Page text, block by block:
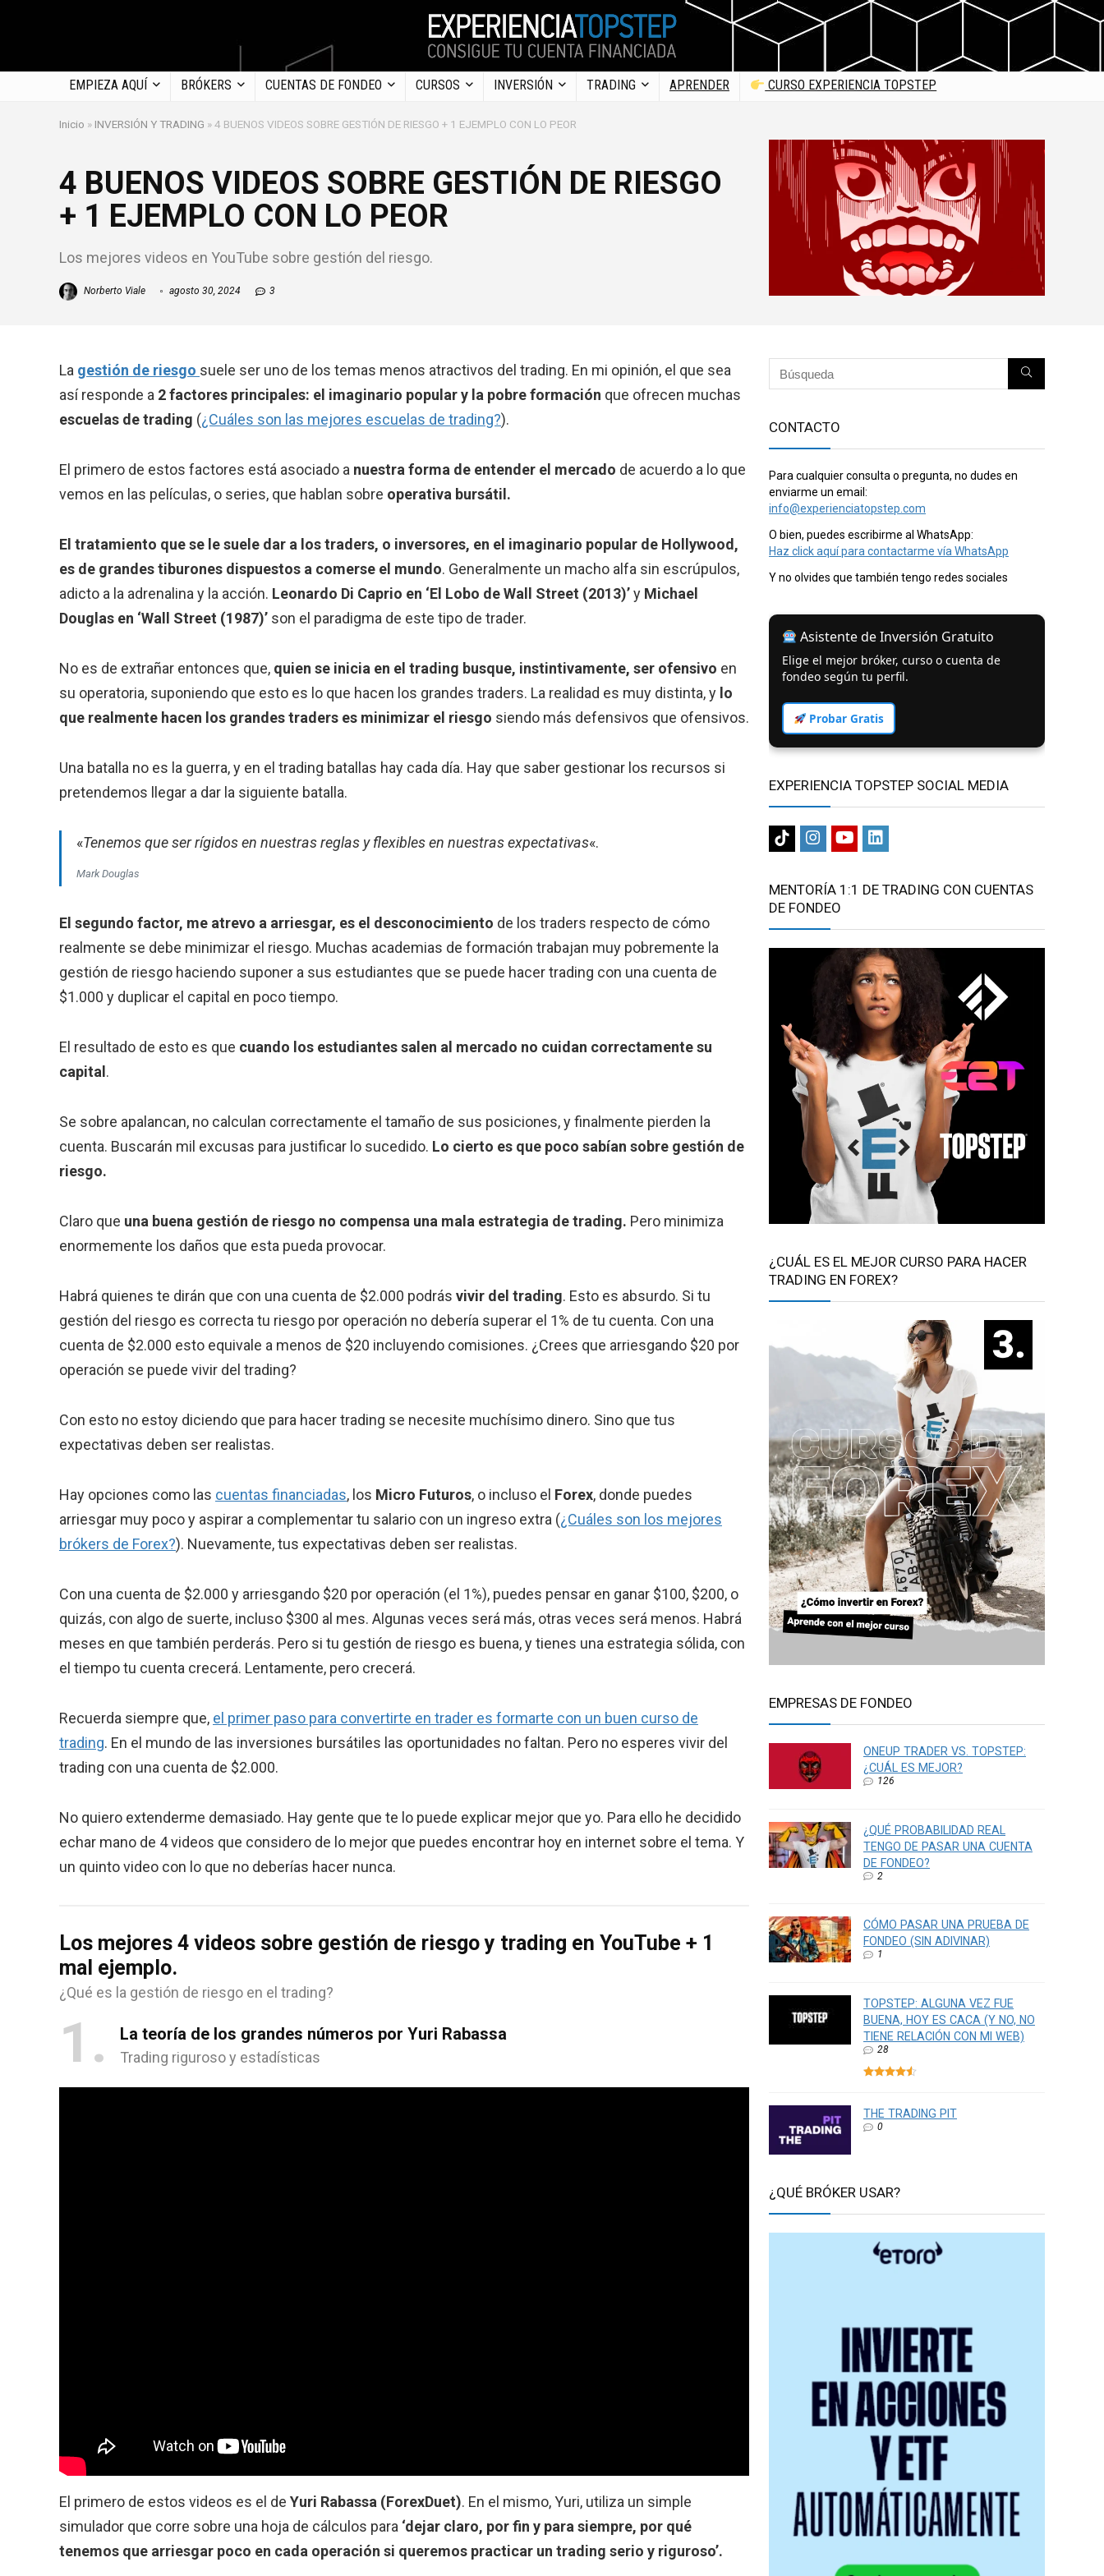
EMPIEZA AQUÍ BRÓKERS CUENTAS DE FONDEO CURSOS INVERSIÓN TRADING APRENDER CURSO EXPERIENCIA TOPSTEP
Inicio » INVERSIÓN Y TRADING »4 BUENOS VIDEOS SOBRE GESTIÓN DE RIESGO + 1 EJEMPLO CON LO PEOR
4 BUENOS VIDEOS SOBRE GESTIÓN DE RIESGO
+ 1 EJEMPLO CON LO PEOR
Los mejores videos en YouTube sobre gestión del riesgo.
Norberto Viale agosto 30, 2024 3
La gestión de riesgo suele ser uno de los temas menos atractivos del trading. En mi opinión, el que sea
así responde a 2 factores principales: el imaginario popular y la pobre formación que ofrecen muchas
escuelas de trading (¿Cuáles son las mejores escuelas de trading?).
El primero de estos factores está asociado a nuestra forma de entender el mercado de acuerdo a lo que
vemos en las películas, o series, que hablan sobre operativa bursátil.
El tratamiento que se le suele dar a los traders, o inversores, en el imaginario popular de Hollywood,
es de grandes tiburones dispuestos a comerse el mundo. Generalmente un macho alfa sin escrúpulos,
adicto a la adrenalina y la acción. Leonardo Di Caprio en ‘El Lobo de Wall Street (2013)’y Michael
Douglas en ‘Wall Street (1987)’ son el paradigma de este tipo de trader.
No es de extrañar entonces que, quien se inicia en el trading busque, instintivamente, ser ofensivo en
su operatoria, suponiendo que esto es lo que hacen los grandes traders. La realidad es muy distinta, y lo
que realmente hacen los grandes traders es minimizar el riesgo siendo más defensivos que ofensivos.
Una batalla no es la guerra, y en el trading batallas hay cada día. Hay que saber gestionar los recursos si
pretendemos llegar a dar la siguiente batalla.
«Tenemos que ser rígidos en nuestras reglas y flexibles en nuestras expectativas«.
Mark Douglas
El segundo factor, me atrevo a arriesgar, es el desconocimiento de los traders respecto de cómo
realmente se debe minimizar el riesgo. Muchas academias de formación trabajan muy pobremente la
gestión de riesgo haciendo suponer a sus estudiantes que se puede hacer trading con una cuenta de
$1.000 y duplicar el capital en poco tiempo.
El resultado de esto es que cuando los estudiantes salen al mercado no cuidan correctamente su
capital .
Se sobre apalancan, no calculan correctamente el tamaño de sus posiciones, y finalmente pierden la
cuenta. Buscarán mil excusas para justificar lo sucedido. Lo cierto es que poco sabían sobre gestión de
riesgo.
Claro que una buena gestión de riesgo no compensa una mala estrategia de trading. Pero minimiza
enormemente los daños que esta pueda provocar.
Habrá quienes te dirán que con una cuenta de $2.000 podrás vivir del trading. Esto es absurdo. Si tu
gestión del riesgo es correcta tu riesgo por operación no debería superar el 1% de tu cuenta. Con una
cuenta de $2.000 esto equivale a menos de $20 incluyendo comisiones. ¿Crees que arriesgando $20 por
operación se puede vivir del trading?
Con esto no estoy diciendo que para hacer trading se necesite muchísimo dinero. Sino que tus
expectativas deben ser realistas.
Hay opciones como las cuentas financiadas, los Micro Futuros, o incluso el Forex, donde puedes
arriesgar muy poco y aspirar a complementar tu salario con un ingreso extra (¿Cuáles son los mejores
brókers de Forex?). Nuevamente, tus expectativas deben ser realistas.
Con una cuenta de $2.000 y arriesgando $20 por operación (el 1%), puedes pensar en ganar $100, $200, o
quizás, con algo de suerte, incluso $300 al mes. Algunas veces será más, otras veces será menos. Habrá
meses en que también perderás. Pero si tu gestión de riesgo es buena, y tienes una estrategia sólida, con
el tiempo tu cuenta crecerá. Lentamente, pero crecerá.
Recuerda siempre que, el primer paso para convertirte en trader es formarte con un buen curso de
trading. En el mundo de las inversiones bursátiles las oportunidades no faltan. Pero no esperes vivir del
trading con una cuenta de $2.000.
No quiero extenderme demasiado. Hay gente que te lo puede explicar mejor que yo. Para ello he decidido
echar mano de 4 videos que considero de lo mejor que puedes encontrar hoy en internet sobre el tema. Y
un quinto video con lo que no deberías hacer nunca.
Los mejores 4 videos sobre gestión de riesgo y trading en YouTube + 1
mal ejemplo.
¿Qué es la gestión de riesgo en el trading?
1 La teoría de los grandes números por Yuri Rabassa
Trading riguroso y estadísticas
El primero de estos videos es el de Yuri Rabassa (ForexDuet). En el mismo, Yuri, utiliza un simple
simulador que corre sobre una hoja de cálculos para ‘dejar claro, por fin y para siempre, por qué
tenemos que arriesgar poco en cada operación si queremos practicar un trading serio y riguroso’.
CONTACTO
Para cualquier consulta o pregunta, no dudes en
enviarme un email:
info@experienciatopstep.com
O bien, puedes escribirme al WhatsApp:
Haz click aquí para contactarme vía WhatsApp
Y no olvides que también tengo redes sociales
Asistente de Inversión Gratuito
Elige el mejor bróker, curso o cuenta de
fondeo según tu perfil.
Probar Gratis
EXPERIENCIA TOPSTEP SOCIAL MEDIA
MENTORÍA 1:1 DE TRADING CON CUENTAS
DE FONDEO
¿CUÁL ES EL MEJOR CURSO PARA HACER
TRADING EN FOREX?
EMPRESAS DE FONDEO
ONEUP TRADER VS. TOPSTEP:
¿CUÁL ES MEJOR?
126
¿QUÉ PROBABILIDAD REAL
TENGO DE PASAR UNA CUENTA
DE FONDEO?
2
CÓMO PASAR UNA PRUEBA DE
FONDEO (SIN ADIVINAR)
1
TOPSTEP: ALGUNA VEZ FUE
BUENA, HOY ES CACA (Y NO, NO
TIENE RELACIÓN CON MI WEB)
28
THE TRADING PIT
0
¿QUÉ BRÓKER USAR?